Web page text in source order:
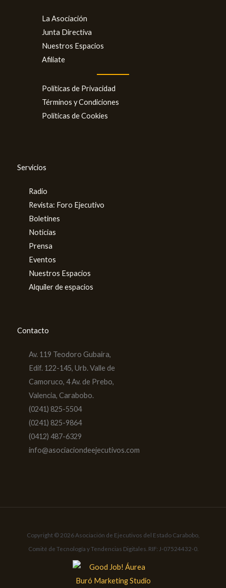
La Asociación
Junta Directiva
Nuestros Espacios
Afiliate
Políticas de Privacidad
Términos y Condiciones
Políticas de Cookies
Servicios
Radio
Revista: Foro Ejecutivo
Boletines
Noticias
Prensa
Eventos
Nuestros Espacios
Alquiler de espacios
Contacto
Av. 119 Teodoro Gubaira,
Edif. 122-145, Urb. Valle de
Camoruco, 4 Av. de Prebo,
Valencia, Carabobo.
(0241) 825-5504
(0241) 825-9864
(0412) 487-6329
info@asociaciondeejecutivos.com
Copyright © 2026 Asociación de Ejecutivos del Estado Carabobo,
Comité de Tecnología y Tendencias Digitales. RIF: J-07524432-0.